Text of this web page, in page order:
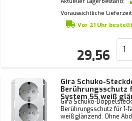
Voraussichtliche
Vor 21 Uhr
29,56
Gira Schuko-
Berührungsschutz
System 55 weiß
Gira Schuko-
Berührungsschutz für 1-
weiß glänzend. Ohne